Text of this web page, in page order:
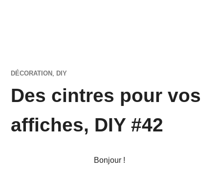
DÉCORATION DIY
Des cintres pour vos
affiches, DIY #42
Bonjour !